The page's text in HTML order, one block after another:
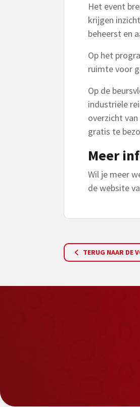
Het event
krijgen
beheerst en
Op het
ruimte voor
Op de
industriële
overzicht
gratis te
Meer
Wil je meer
de website
TERUG NAAR DE